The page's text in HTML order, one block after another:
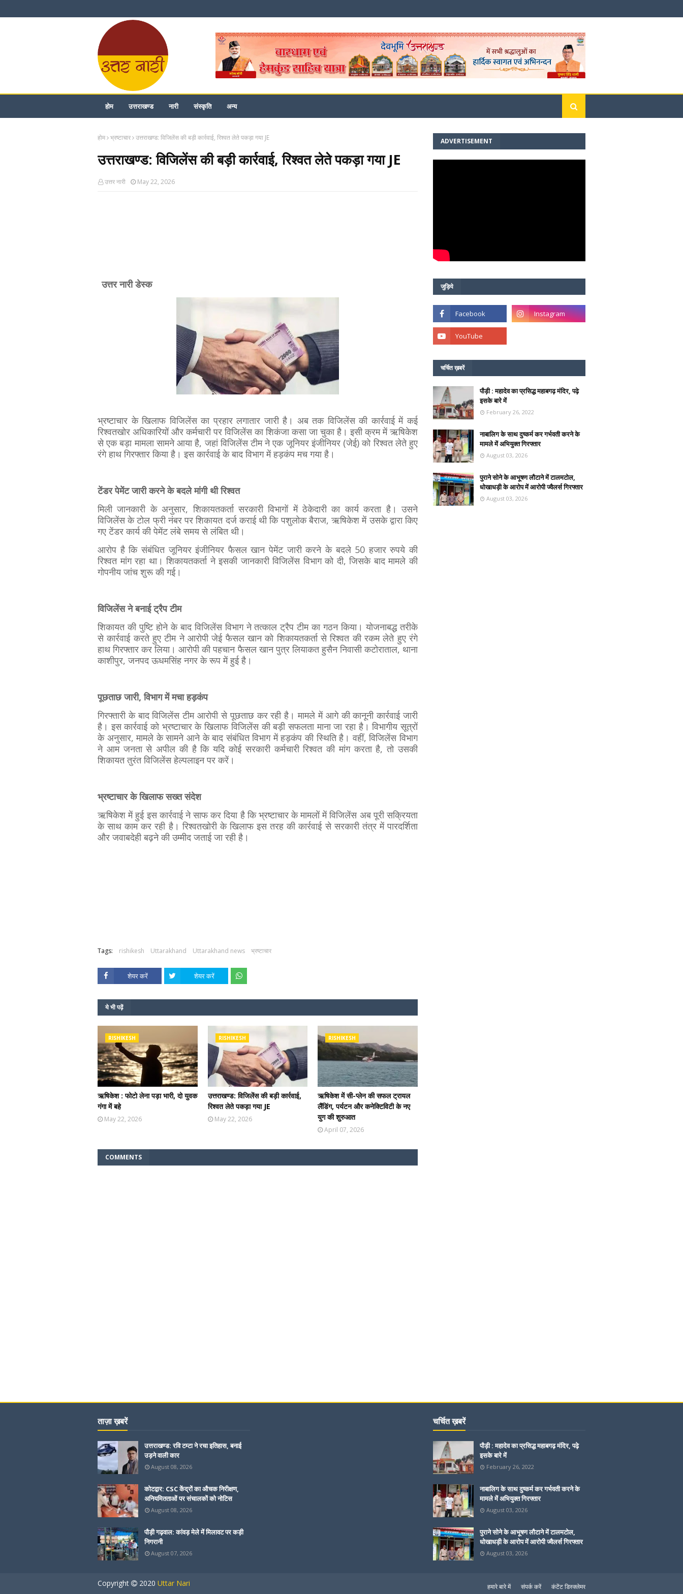
होम उत्तराखण्ड नारी संस्कृति अन्य
होम भ्रष्टाचार उत्तराखण्ड: विजिलेंस की बड़ी कार्रवाई, रिश्वत लेते पकड़ा गया JE
उत्तराखण्ड: विजिलेंस की बड़ी कार्रवाई, रिश्वत लेते पकड़ा गया JE
उत्तर नारी May 22, 2026
उत्तर नारी डेस्क
भ्रष्टाचार के खिलाफ विजिलेंस का प्रहार लगातार जारी है। अब तक विजिलेंस की कार्रवाई में कई
रिश्वतखोर अधिकारियों और कर्मचारी पर विजिलेंस का शिकंजा कसा जा चुका है।इसी क्रम में ऋषिकेश
से एक बड़ा मामला सामने आया है, जहां विजिलेंस टीम ने एक जूनियर इंजीनियर (जेई) को रिश्वत लेते हुए
रंगे हाथ गिरफ्तार किया है। इस कार्रवाई के बाद विभाग में हड़कंप मच गया है।
टेंडर पेमेंट जारी करने के बदले मांगी थी रिश्वत
मिली जानकारी के अनुसार, शिकायतकर्ता सरकारी विभागों में ठेकेदारी का कार्य करता है। उसने
विजिलेंस के टोल फ्री नंबर पर शिकायत दर्ज कराई थी कि पशुलोक बैराज, ऋषिकेश में उसके द्वारा किए
गए टेंडर कार्य की पेमेंट लंबे समय से लंबित थी।
आरोप है कि संबंधित जूनियर इंजीनियर फैसल खान पेमेंट जारी करने के बदले 50 हजार रुपये की
रिश्वत मांग रहा था। शिकायतकर्ता ने इसकी जानकारी विजिलेंस विभाग को दी, जिसके बाद मामले की
गोपनीय जांच शुरू की गई।
विजिलेंस ने बनाई ट्रैप टीम
शिकायत की पुष्टि होने के बाद विजिलेंस विभाग ने तत्काल ट्रैप टीम का गठन किया। योजनाबद्ध तरीके
से कार्रवाई करते हुए टीम ने आरोपी जेई फैसल खान को शिकायतकर्ता से रिश्वत की रकम लेते हुए रंगे
हाथ गिरफ्तार कर लिया। आरोपी की पहचान फैसल खान पुत्र लियाकत हुसैन निवासी कटोराताल, थाना
काशीपुर, जनपद ऊधमसिंह नगर के रूप में हुई है।
पूछताछ जारी, विभाग में मचा हड़कंप
गिरफ्तारी के बाद विजिलेंस टीम आरोपी से पूछताछ कर रही है। मामले में आगे की कानूनी कार्रवाई जारी
है। इस कार्रवाई को भ्रष्टाचार के खिलाफ विजिलेंस की बड़ी सफलता माना जा रहा है। विभागीय सूत्रों
के अनुसार, मामले के सामने आने के बाद संबंधित विभाग में हड़कंप की स्थिति है। वहीं, विजिलेंस विभाग
ने आम जनता से अपील की है कि यदि कोई सरकारी कर्मचारी रिश्वत की मांग करता है, तो उसकी
शिकायत तुरंत विजिलेंस हेल्पलाइन पर करें।
भ्रष्टाचार के खिलाफ सख्त संदेश
ऋषिकेश में हुई इस कार्रवाई ने साफ कर दिया है कि भ्रष्टाचार के मामलों में विजिलेंस अब पूरी सक्रियता
के साथ काम कर रही है। रिश्वतखोरी के खिलाफ इस तरह की कार्रवाई से सरकारी तंत्र में पारदर्शिता
और जवाबदेही बढ़ने की उम्मीद जताई जा रही है।
Tags: rishikesh Uttarakhand Uttarakhand news भ्रष्टाचार
शेयर करें शेयर करें
ये भी पढ़ें
RISHIKESH
ऋषिकेश : फोटो लेना पड़ा भारी, दो युवक
गंगा में बहे
May 22, 2026
RISHIKESH
उत्तराखण्ड: विजिलेंस की बड़ी कार्रवाई,
रिश्वत लेते पकड़ा गया JE
May 22, 2026
RISHIKESH
ऋषिकेश में सी-प्लेन की सफल ट्रायल
लैंडिंग, पर्यटन और कनेक्टिविटी के नए
युग की शुरुआत
April 07, 2026
COMMENTS
ADVERTISEMENT
जुड़िये
चर्चित ख़बरें
पौड़ी : महादेव का प्रसिद्ध महाबगढ़ मंदिर, पढ़े
इसके बारे में
February 26, 2022
नाबालिग के साथ दुष्कर्म कर गर्भवती करने के
मामले में अभियुक्त गिरफ्तार
August 03, 2026
पुराने सोने के आभूषण लौटाने में टालमटोल,
धोखाधड़ी के आरोप में आरोपी ज्वैलर्स गिरफ्तार
August 03, 2026
ताज़ा ख़बरें
उत्तराखण्ड: रवि टम्टा ने रचा इतिहास, बनाई
उड़ने वाली कार
August 08, 2026
कोटद्वार: CSC केंद्रों का औचक निरीक्षण,
अनियमितताओं पर संचालकों को नोटिस
August 08, 2026
पौड़ी गढ़वाल: कांवड़ मेले में मिलावट पर कड़ी
निगरानी
August 07, 2026
चर्चित ख़बरें
पौड़ी : महादेव का प्रसिद्ध महाबगढ़ मंदिर, पढ़े
इसके बारे में
February 26, 2022
नाबालिग के साथ दुष्कर्म कर गर्भवती करने के
मामले में अभियुक्त गिरफ्तार
August 03, 2026
पुराने सोने के आभूषण लौटाने में टालमटोल,
धोखाधड़ी के आरोप में आरोपी ज्वैलर्स गिरफ्तार
August 03, 2026
हमारे बारे में संपर्क करें कंटेंट डिस्क्लेमर
Copyright 2020 Uttar Nari